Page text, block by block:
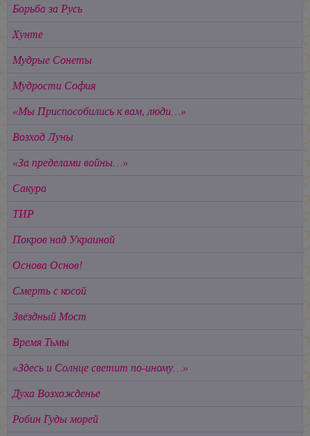
Борьба за Русь
Хунте
Мудрые Сонеты
Мудрости София
«Мы Приспособились к вам, люди…»
Возход Луны
«За пределами войны…»
Сакура
ТИР
Покров над Украиной
Основа Основ!
Смерть с косой
Звёздный Мост
Время Тьмы
«Здесь и Солнце светит по-иному…»
Духа Возхожденье
Робин Гуды морей